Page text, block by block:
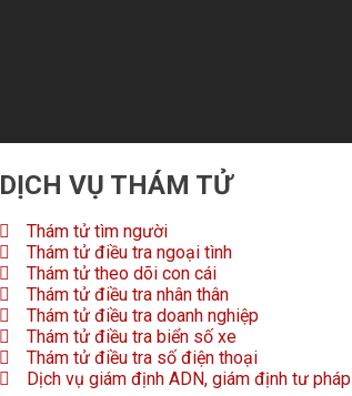
DỊCH VỤ THÁM TỬ
Thám tử tìm người
Thám tử điều tra ngoại tình
Thám tử theo dõi con cái
Thám tử điều tra nhân thân
Thám tử điều tra doanh nghiệp
Thám tử điều tra biển số xe
Thám tử điều tra số điện thoại
Dịch vụ giám định ADN, giám định tư pháp